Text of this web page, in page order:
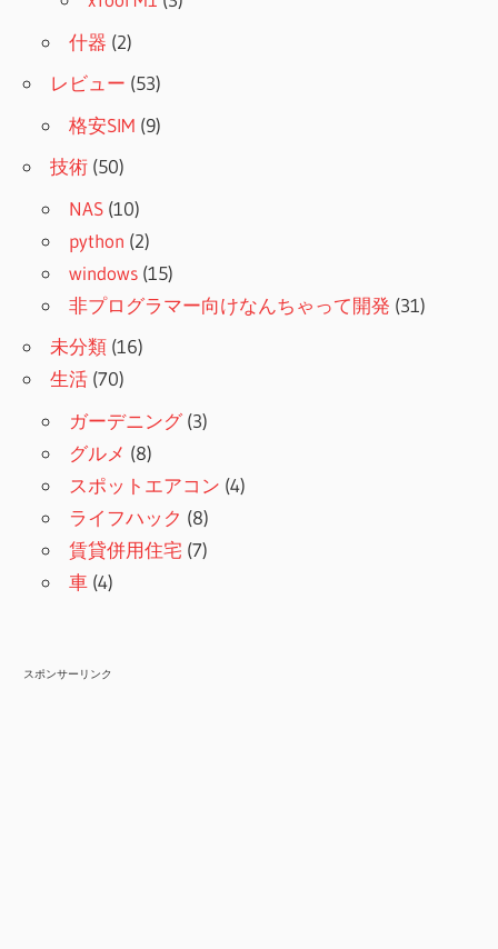
什器 (2)
レビュー (53)
格安SIM (9)
技術 (50)
NAS (10)
python (2)
windows (15)
非プログラマー向けなんちゃって開発 (31)
未分類 (16)
生活 (70)
ガーデニング(3)
グルメ (8)
スポットエアコン (4)
ライフハック (8)
賃貸併用住宅 (7)
車 (4)
スポンサーリンク